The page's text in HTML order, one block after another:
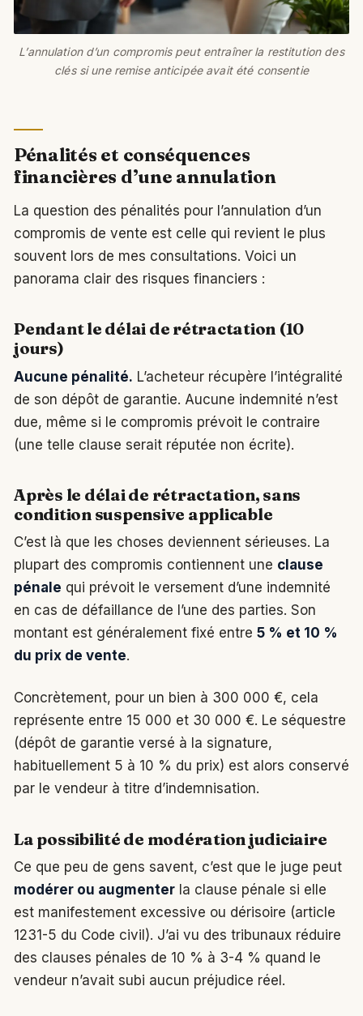
L’annulation d’un compromis peut entraîner la restitution des
clés si une remise anticipée avait été consentie
Pénalités et conséquences
financières d’une annulation
La question des pénalités pour l’annulation d’un
compromis de vente est celle qui revient le plus
souvent lors de mes consultations. Voici un
panorama clair des risques financiers :
Pendant le délai de rétractation (10
jours)
Aucune pénalité. L’acheteur récupère l’intégralité
de son dépôt de garantie. Aucune indemnité n’est
due, même si le compromis prévoit le contraire
(une telle clause serait réputée non écrite).
Après le délai de rétractation, sans
condition suspensive applicable
C’est là que les choses deviennent sérieuses. La
plupart des compromis contiennent une clause
pénale qui prévoit le versement d’une indemnité
en cas de défaillance de l’une des parties. Son
montant est généralement fixé entre 5 % et 10 %
du prix de vente.
Concrètement, pour un bien à 300 000 €, cela
représente entre 15 000 et 30 000 €. Le séquestre
(dépôt de garantie versé à la signature,
habituellement 5 à 10 % du prix) est alors conservé
par le vendeur à titre d’indemnisation.
La possibilité de modération judiciaire
Ce que peu de gens savent, c’est que le juge peut
modérer ou augmenter la clause pénale si elle
est manifestement excessive ou dérisoire (article
1231-5 du Code civil). J’ai vu des tribunaux réduire
des clauses pénales de 10 % à 3-4 % quand le
vendeur n’avait subi aucun préjudice réel.